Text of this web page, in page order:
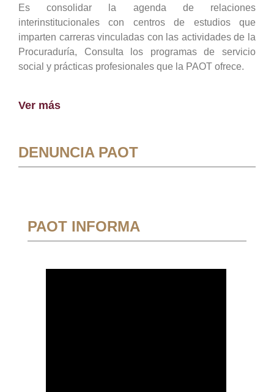
Es consolidar la agenda de relaciones
interinstitucionales con centros de estudios que
imparten carreras vinculadas con las actividades de la
Procuraduría, Consulta los programas de servicio
social y prácticas profesionales que la PAOT ofrece.
Ver más
DENUNCIA PAOT
PAOT INFORMA